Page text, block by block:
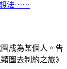
想法⋯⋯
成為某個人。告
圖去制約之旅》